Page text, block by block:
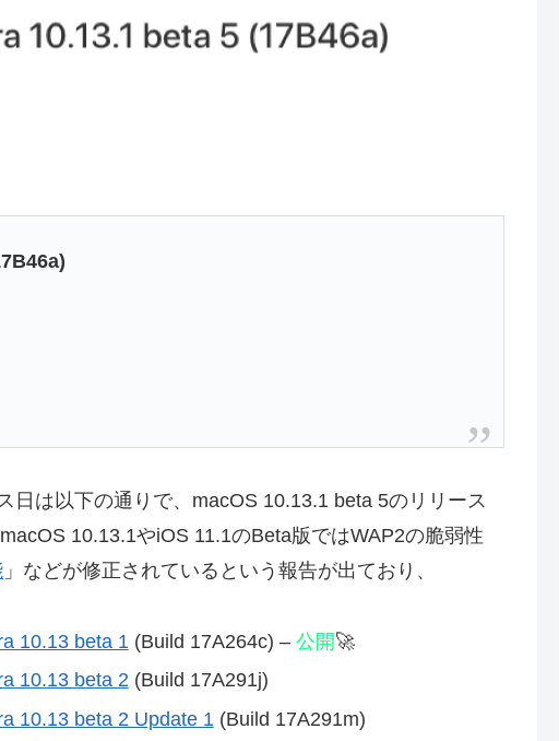
は以下の通りで、macOS 10.13.1 beta 5のリリース
10.13.1やiOS 11.1のBeta版ではWAP2の脆弱性
」などが修正されているという報告が出ており、
10.13 beta 1 (Build 17A264c) – 公開🚀
10.13 beta 2(Build 17A291j)
10.13 beta 2 Update 1 (Build 17A291m)